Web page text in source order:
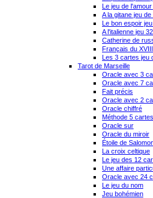
Le jeu de
A la gitane jeu
Le bon espoir
A l'italienne jeu
Catherine de
Français du
Les 3 cartes jeu
Tarot de Marseille
Oracle avec 3
Oracle avec 7
Fait précis
Oracle avec 2
Oracle chiffré
Méthode 5 cartes
Oracle sur
Oracle du miroir
Étoile de
La croix celtique
Le jeu des 12
Une affaire
Oracle avec 24
Le jeu du nom
Jeu bohémien